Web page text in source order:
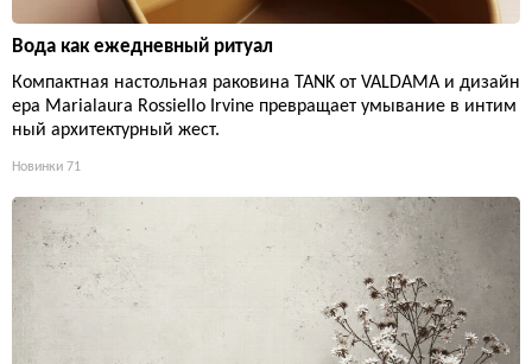
Вода как ежедневный ритуал
Компактная настольная раковина TANK от VALDAMA и дизайн
ера Marialaura Rossiello Irvine превращает умывание в интим
ный архитектурный жест.
Новинки 71